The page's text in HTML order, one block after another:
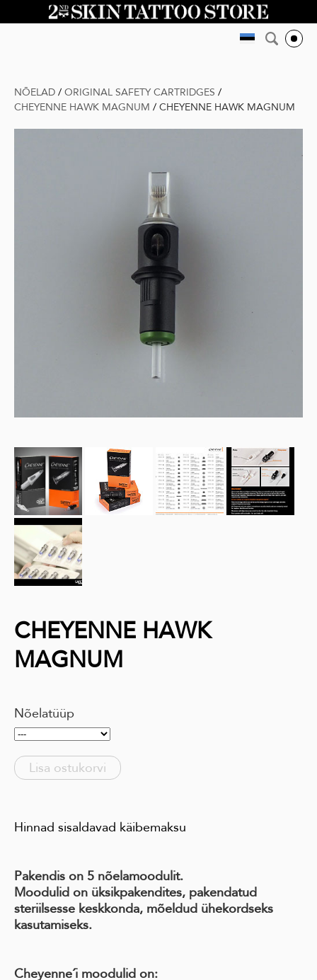
NÕELAD / ORIGINAL SAFETY CARTRIDGES /
CHEYENNE HAWK MAGNUM / CHEYENNE HAWK MAGNUM
CHEYENNE HAWK
MAGNUM
Nõelatüüp
Lisa ostukorvi
Hinnad sisaldavad käibemaksu
Pakendis on 5 nõelamoodulit.
Moodulid on üksikpakendites, pakendatud
steriilsesse keskkonda, mõeldud ühekordseks
kasutamiseks.
Cheyenne´i moodulid on: